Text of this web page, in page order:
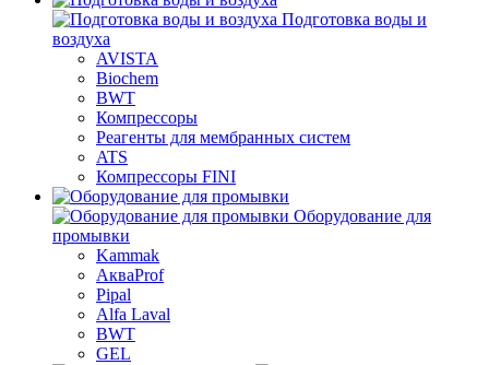
Подготовка воды и
воздуха
AVISTA
Biochem
BWT
Компрессоры
Реагенты для мембранных систем
ATS
Компрессоры FINI
Оборудование для
промывки
Kammak
АкваProf
Pipal
Alfa Laval
BWT
GEL